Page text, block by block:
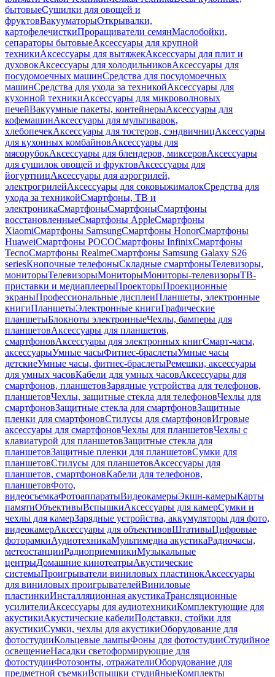
бытовыеСушилки для овощей и
фруктовВакууматорыОткрывалки,
картофелечисткиПроращиватели семянМаслобойки,
сепараторы бытовыеАксессуары для крупной
техникиАксессуары для вытяжекАксессуары для плит и
духовокАксессуары для холодильниковАксессуары для
посудомоечных машинСредства для посудомоечных
машинСредства для ухода за техникойАксессуары для
кухонной техникиАксессуары для микроволновых
печейВакуумные пакеты, контейнерыАксессуары для
кофемашинАксессуары для мультиварок,
хлебопечекАксессуары для тостеров, сэндвичницАксессуары
для кухонных комбайновАксессуары для
мясорубокАксессуары для блендеров, миксеровАксессуары
для сушилок овощей и фруктовАксессуары для
йогуртницАксессуары для аэрогрилей,
электрогрилейАксессуары для соковыжималокСредства для
ухода за техникойСмартфоны, ТВ и
электроникаСмартфоныСмартфоныСмартфоны
восстановленныеСмартфоны AppleСмартфоны
XiaomiСмартфоны SamsungСмартфоны HonorСмартфоны
HuaweiСмартфоны POCOСмартфоны InfinixСмартфоны
TecnoСмартфоны RealmeСмартфоны Samsung Galaxy S26
seriesКнопочные телефоныСкладные смартфоныТелевизоры,
мониторыТелевизорыМониторыМониторы-телевизорыТВ-
приставки и медиаплеерыПроекторыПроекционные
экраныПрофессиональные дисплеиПланшеты, электронные
книгиПланшетыЭлектронные книгиГрафические
планшетыБлокноты электронныеЧехлы, бамперы для
планшетовАксессуары для планшетов,
смартфоновАксессуары для электронных книгСмарт-часы,
аксессуарыУмные часыФитнес-браслетыУмные часы
детскиеУмные часы, фитнес-браслетыРемешки, аксессуары
для умных часовКабели для умных часовАксессуары для
смартфонов, планшетовЗарядные устройства для телефонов,
планшетовЧехлы, защитные стекла для телефоновЧехлы для
смартфоновЗащитные стекла для смартфоновЗащитные
пленки для смартфоновСтилусы для смартфоновИгровые
аксессуары для смартфоновЧехлы для планшетовЧехлы с
клавиатурой для планшетовЗащитные стекла для
планшетовЗащитные пленки для планшетовСумки для
планшетовСтилусы для планшетовАксессуары для
планшетов, смартфоновКабели для телефонов,
планшетовФото,
видеосъемкаФотоаппаратыВидеокамерыЭкшн-камерыКарты
памятиОбъективыВспышкиАксессуары для камерСумки и
чехлы для камерЗарядные устройства, аккумуляторы для фото,
видеокамерАксессуары для объективовШтативыЦифровые
фоторамкиАудиотехникаМультимедиа акустикаРадиочасы,
метеостанцииРадиоприемникиМузыкальные
центрыДомашние кинотеатрыАкустические
системыПроигрыватели виниловых пластинокАксессуары
для виниловых проигрывателейВиниловые
пластинкиИнсталляционная акустикаТрансляционные
усилителиАксессуары для аудиотехникиКомплектующие для
акустикиАкустические кабелиПодставки, стойки для
акустикиСумки, чехлы для акустикиОборудование для
фотостудииКольцевые лампыФоны для фотостудииСтудийное
освещениеНасадки светоформирующие для
фотостудииФотозонты, отражателиОборудование для
предметной съемкиВспышки студийныеКомплекты